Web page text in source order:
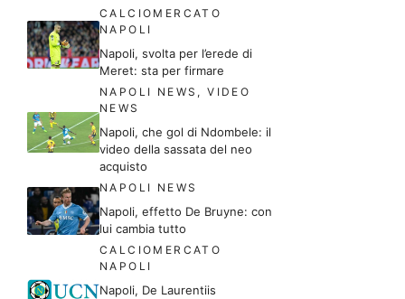
CALCIOMERCATO
NAPOLI
Napoli, svolta per l’erede di
Meret: sta per firmare
NAPOLI NEWS ,VIDEO
NEWS
Napoli, che gol di Ndombele: il
video della sassata del neo
acquisto
NAPOLI NEWS
Napoli, effetto De Bruyne: con
lui cambia tutto
CALCIOMERCATO
NAPOLI
Napoli, De Laurentiis